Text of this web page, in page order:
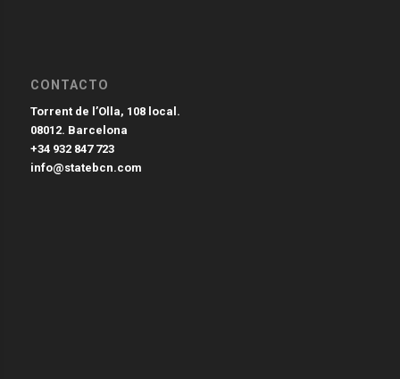
CONTACTO
Torrent de l’Olla, 108 local.
08012. Barcelona
+34 932 847 723
info@statebcn.com